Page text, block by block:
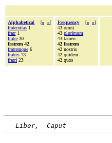
Alphabetical [« »]
fraternitas 1
fratr1
fratre 30
fratrem 42
fratremque 6
fratres 13
fratri 23
Frequency [« »]
43 omni
43 plurimum
43 tamen
42 fratrem
42 nostris
42 quidem
42 quos
Liber,  Caput